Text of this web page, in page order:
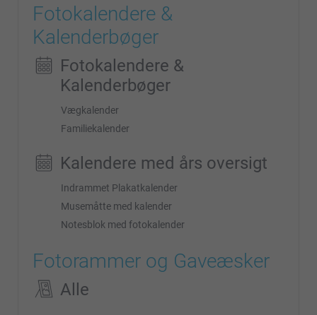
Fotokalendere &
Kalenderbøger
Fotokalendere &
Kalenderbøger
Vægkalender
Familiekalender
Kalendere med års oversigt
Indrammet Plakatkalender
Musemåtte med kalender
Notesblok med fotokalender
Fotorammer og Gaveæsker
Alle